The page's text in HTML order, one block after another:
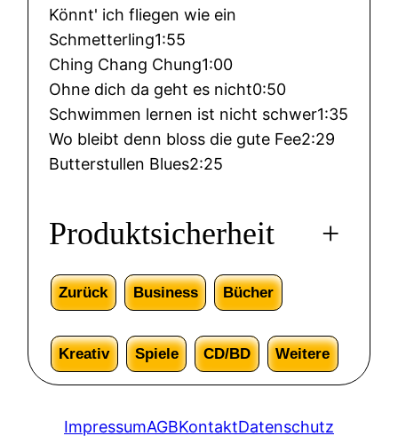
Könnt' ich fliegen wie ein
Schmetterling1:55
Ching Chang Chung1:00
Ohne dich da geht es nicht0:50
Schwimmen lernen ist nicht schwer1:35
Wo bleibt denn bloss die gute Fee2:29
Butterstullen Blues2:25
Produktsicherheit +
Zurück Business Bücher
Kreativ Spiele CD/BD Weitere
ImpressumAGBKontaktDatenschutz